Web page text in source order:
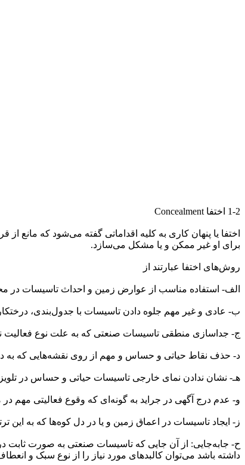
1-2 اختفا Concealment
اختفا یا پنهان کاری به کلیه اقداماتی گفته می‌شود که
برای او غیر ممکن و یا مشکل می‌سازد.
روش‌های اختفا عبارتند از
الف- استفاده مناسب از عوارض زمین و احداث تاسیسات
ب- عادی و غیر مهم جلوه دادن تاسیسات با جدول‌بندی،
ج- جداسازی منطقی تاسیسات صنعتی که به علت نوع فعالیت
د- حذف نقاط حیاتی و حساس و مهم از روی نقشه‌هایی که به
هـ- نشان ندادن نمای خارجی تاسیسات حیاتی و حساس در
و- عدم درج آگهی در جراید به گونه‌ای که وقوع فعالیتی مهم
ز- ایجاد تاسیسات در اعماق زمین و یا در دل کوه‌ها که به
ح- جابه‌جایی: از آن جایی که تاسیسات صنعتی به صورت ثابت
داشته باشد می‌توان کالبد‌های مورد نیاز را از نوع سبک و